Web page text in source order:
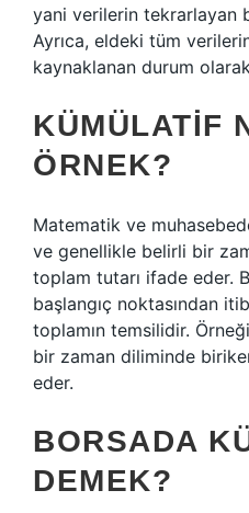
yani verilerin tekrarlayan
Ayrıca, eldeki tüm
kaynaklanan durum
KÜMÜLATIF
ÖRNEK?
Matematik ve
ve genellikle belirli bir
toplam tutarı ifade eder.
başlangıç ​​noktasından
toplamın temsilidir.
bir zaman diliminde
eder.
BORSADA
DEMEK?